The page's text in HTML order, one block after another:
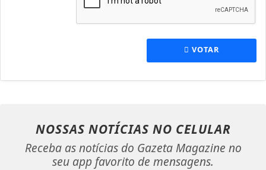
VOTAR
NOSSAS NOTÍCIAS NO CELULAR
Receba as notícias do Gazeta Magazine no
seu app favorito de mensagens.